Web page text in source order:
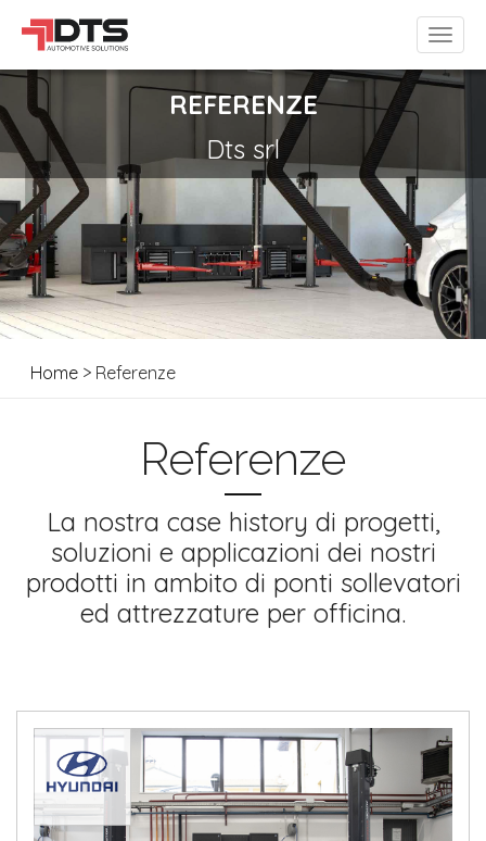
REFERENZE
Dts srl
Home > Referenze
Referenze
La nostra case history di progetti,
soluzioni e applicazioni dei nostri
prodotti in ambito di ponti sollevatori
ed attrezzature per officina.